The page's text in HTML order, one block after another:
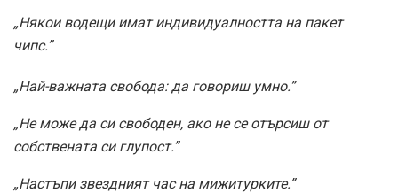
„Някои водещи имат индивидуалността на пакет
чипс.”
„Най-важната свобода: да говориш умно.”
„Не може да си свободен, ако не се отърсиш от
собствената си глупост.”
„Настъпи звездният час на мижитурките.”